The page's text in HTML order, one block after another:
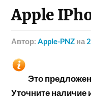
Apple
Автор:Apple-PNZ на
Это
Уточните наличие